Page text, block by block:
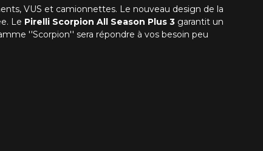
VUS et camionnettes. Le nouveau design de la
Le Pirelli Scorpion All Season Plus 3 garantit un
''Scorpion'' sera répondre à vos besoin peu